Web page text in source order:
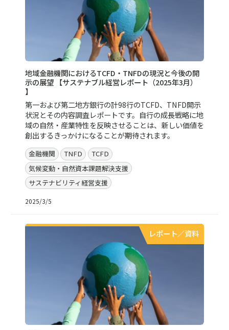
地域金融機関におけるTCFD・TNFDの現況と今後の開
示の展望 【サステナブル経営レポート（2025年3月）
】
第一および第二地方銀行の計98行のTCFD、TNFD開示
状況とその内容調査レポートです。自行の成長戦略に地
域の自然・産業特性を反映させることは、新しい価値を
創出するきっかけになることが期待されます。
金融機関 TNFD
TCFD
気候変動・自然資本課題解決支援
サステナビリティ経営支援
2025/3/5
レポート／資料